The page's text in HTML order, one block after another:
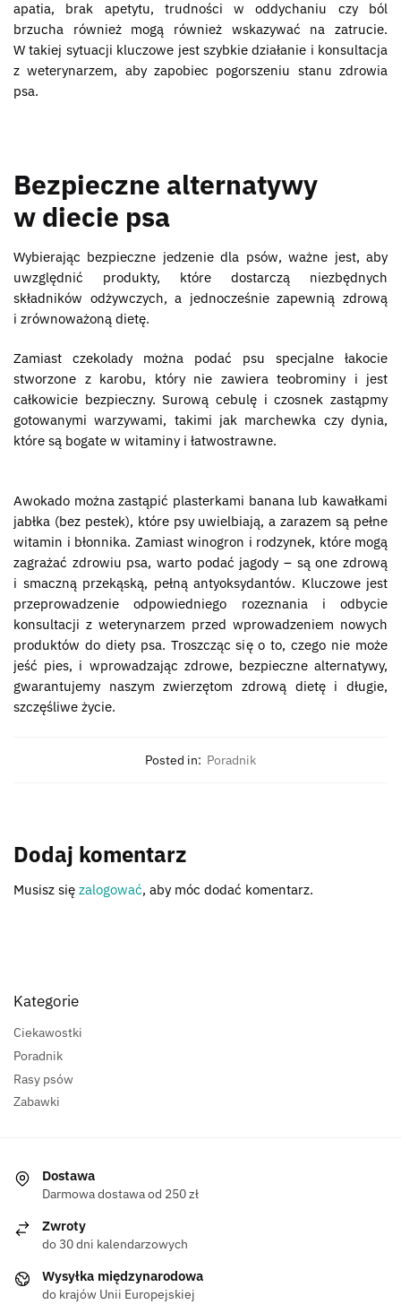
apatia, brak apetytu, trudności w oddychaniu czy ból
brzucha również mogą również wskazywać na zatrucie.
W takiej sytuacji kluczowe jest szybkie działanie i konsultacja
z weterynarzem, aby zapobiec pogorszeniu stanu zdrowia
psa.
Bezpieczne alternatywy
w diecie psa
Wybierając bezpieczne jedzenie dla psów, ważne jest, aby
uwzględnić produkty, które dostarczą niezbędnych
składników odżywczych, a jednocześnie zapewnią zdrową
i zrównoważoną dietę.
Zamiast czekolady można podać psu specjalne łakocie
stworzone z karobu, który nie zawiera teobrominy i jest
całkowicie bezpieczny. Surową cebulę i czosnek zastąpmy
gotowanymi warzywami, takimi jak marchewka czy dynia,
które są bogate w witaminy i łatwostrawne.
Awokado można zastąpić plasterkami banana lub kawałkami
jabłka (bez pestek), które psy uwielbiają, a zarazem są pełne
witamin i błonnika. Zamiast winogron i rodzynek, które mogą
zagrażać zdrowiu psa, warto podać jagody – są one zdrową
i smaczną przekąską, pełną antyoksydantów. Kluczowe jest
przeprowadzenie odpowiedniego rozeznania i odbycie
konsultacji z weterynarzem przed wprowadzeniem nowych
produktów do diety psa. Troszcząc się o to, czego nie może
jeść pies, i wprowadzając zdrowe, bezpieczne alternatywy,
gwarantujemy naszym zwierzętom zdrową dietę i długie,
szczęśliwe życie.
Posted in: Poradnik
Dodaj komentarz
Musisz się zalogować, aby móc dodać komentarz.
Kategorie
Ciekawostki
Poradnik
Rasy psów
Zabawki
Dostawa
Darmowa dostawa od 250 zł
Zwroty
do 30 dni kalendarzowych
Wysyłka międzynarodowa
do krajów Unii Europejskiej